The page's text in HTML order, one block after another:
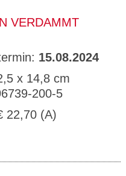
VERDAMMT
15.08.2024
x 14,8 cm
200-5
22,70 (A)